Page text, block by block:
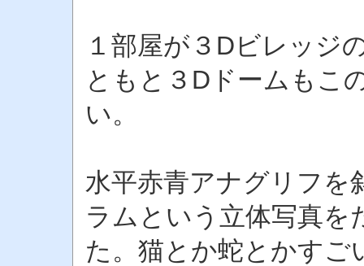
１部屋が３Dビレッジ
ともと３Dドームもこ
い。
水平赤青アナグリフを
ラムという立体写真
た。猫とか蛇とかすご